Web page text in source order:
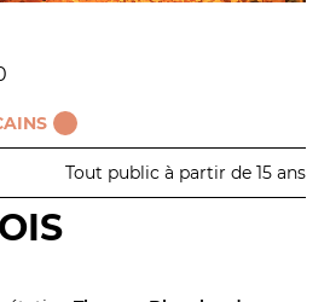
Tout public à partir de 15 ans